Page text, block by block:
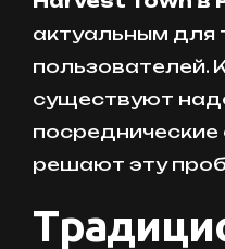
актуальным для
пользователей.
существуют
посреднические
решают эту